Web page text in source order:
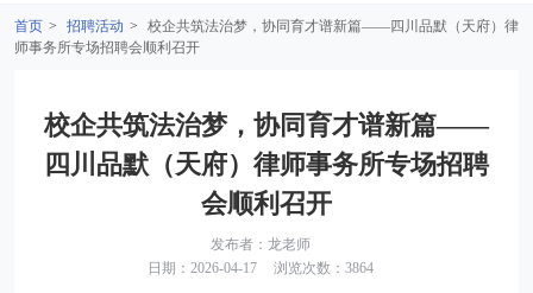
首页 > 招聘活动 >
校企共筑法治梦，协同育才谱新篇——四川品默（天府）律
师事务所专场招聘会顺利召开
校企共筑法治梦，协同育才谱新篇——
四川品默（天府）律师事务所专场招聘
会顺利召开
发布者：龙老师
日期：2026-04-17
浏览次数：3864